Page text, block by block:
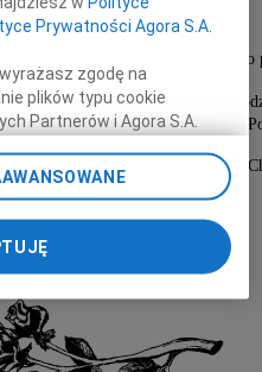
nie ma takich słów, które mogą
odbędzie się 28 lipca 2011 roku o
Toruniu przy ul. Poznańskiej 6/8.
we Włocławku przy ul.
Krystyna i Agnieszka
Prywatności Agora S.A.
zgodę na
plików typu cookie
Partnerów i Agora S.A.
dot. plików cookie,
zarządzania Twoimi
danych poprzez
w stopce serwisu i
zaawansowane”.
S.A. możemy